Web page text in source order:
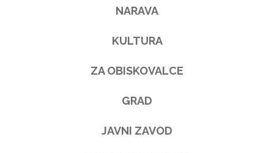
NARAVA
KULTURA
ZA OBISKOVALCE
GRAD
JAVNI ZAVOD